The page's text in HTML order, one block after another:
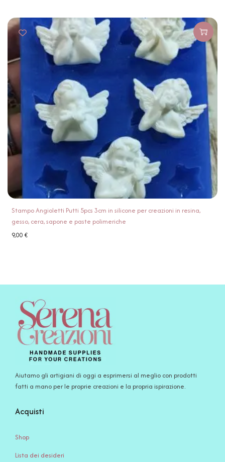
Stampo Angioletti Putti 5pcs 3cm in silicone per creazioni in resina,
gesso, cera, sapone e paste polimeriche
9,00€
Aiutamo gli artigiani di oggi a esprimersi al meglio con prodotti
fatti a mano per le proprie creazioni e la propria ispirazione.
Acquisti
Shop
Lista dei desideri